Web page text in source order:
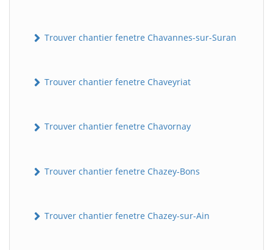
Trouver chantier fenetre Chavannes-sur-Suran
Trouver chantier fenetre Chaveyriat
Trouver chantier fenetre Chavornay
Trouver chantier fenetre Chazey-Bons
Trouver chantier fenetre Chazey-sur-Ain